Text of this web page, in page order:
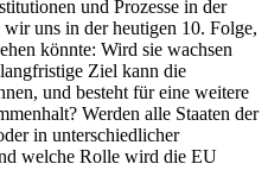
und Prozesse in der
uns in der heutigen 10. Folge,
könnte: Wird sie wachsen
Ziel kann die
und besteht für eine weitere
Werden alle Staaten der
in unterschiedlicher
welche Rolle wird die EU